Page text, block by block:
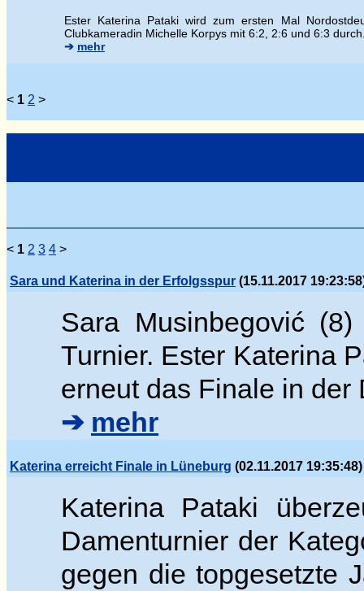
Ester Katerina Pataki wird zum ersten Mal
Clubkameradin Michelle Korpys mit 6:2, 2:6 und 6:3
➔ mehr
< 1 2 >
< 1 2 3 4 >
Sara und Katerina in der Erfolgsspur (15.11.2017
Sara Musinbegović (8)
Turnier. Ester Katerina
erneut das Finale in der
➔ mehr
Katerina erreicht Finale in Lüneburg (02.11.2017 19:35:48)
Katerina Pataki
Damenturnier der
gegen die topgesetzte